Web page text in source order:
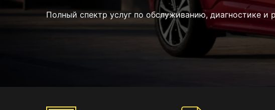
Полный спектр услуг по обслуживанию, диагностике и